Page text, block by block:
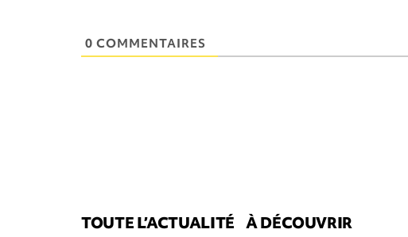
0 COMMENTAIRES
TOUTE L’ACTUALITÉ À DÉCOUVRIR